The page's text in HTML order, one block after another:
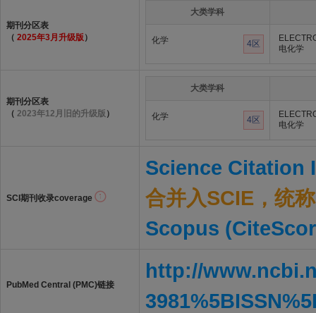
期刊分区表
（ 2025年3月升级版 ）
大类学科
化学 4区
电化学
期刊分区表
（ 2023年12月旧的升级版 ）
大类学科
化学 4区
电化学
SCI期刊收录coverage
Science Citation
合并入SCIE，统
Scopus
PubMed Central (PMC)链接
http://